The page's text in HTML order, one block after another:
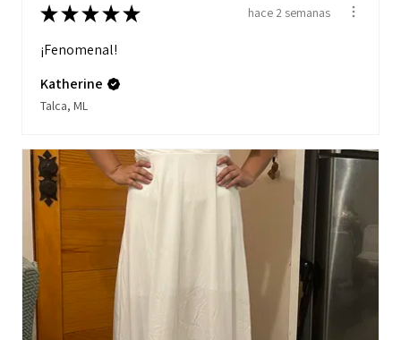
★★★★★ hace 2 semanas
¡Fenomenal!
Katherine
Talca, ML